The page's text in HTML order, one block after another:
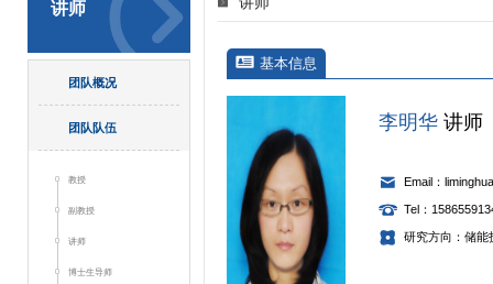
讲师
团队概况
团队队伍
教授
副教授
讲师
博士生导师
基本信息
李明华 讲师
Email：
Tel：
研究方向：储能